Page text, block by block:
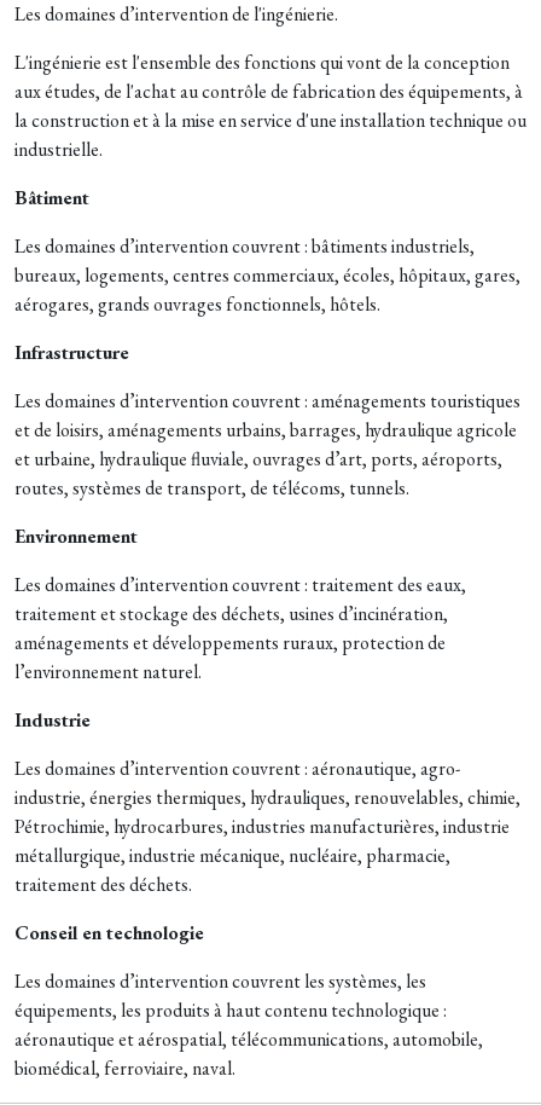
Les domaines d’intervention de l'ingénierie.
L'ingénierie est l'ensemble des fonctions qui vont de la conception
aux études, de l'achat au contrôle de fabrication des équipements, à
la construction et à la mise en service d'une installation technique ou
industrielle.
Bâtiment
Les domaines d’intervention couvrent : bâtiments industriels,
bureaux, logements, centres commerciaux, écoles, hôpitaux, gares,
aérogares, grands ouvrages fonctionnels, hôtels.
Infrastructure
Les domaines d’intervention couvrent : aménagements touristiques
et de loisirs, aménagements urbains, barrages, hydraulique agricole
et urbaine, hydraulique fluviale, ouvrages d’art, ports, aéroports,
routes, systèmes de transport, de télécoms, tunnels.
Environnement
Les domaines d’intervention couvrent : traitement des eaux,
traitement et stockage des déchets, usines d’incinération,
aménagements et développements ruraux, protection de
l’environnement naturel.
Industrie
Les domaines d’intervention couvrent : aéronautique, agro-
industrie, énergies thermiques, hydrauliques, renouvelables, chimie,
Pétrochimie, hydrocarbures, industries manufacturières, industrie
métallurgique, industrie mécanique, nucléaire, pharmacie,
traitement des déchets.
Conseil en technologie
Les domaines d’intervention couvrent les systèmes, les
équipements, les produits à haut contenu technologique :
aéronautique et aérospatial, télécommunications, automobile,
biomédical, ferroviaire, naval.